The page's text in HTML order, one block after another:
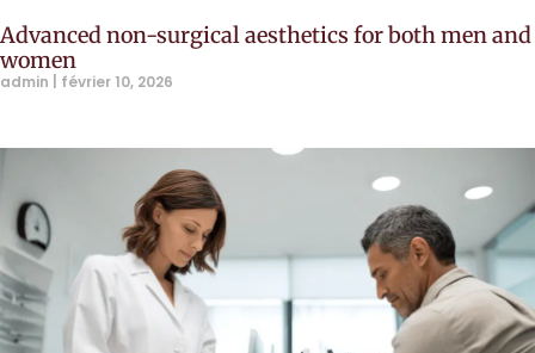
Advanced non-surgical aesthetics for both men and
women
admin février 10, 2026